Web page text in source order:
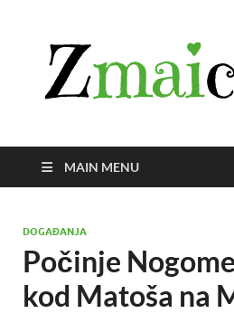
MAIN MENU
DOGAĐANJA
Počinje
kod Matoša na